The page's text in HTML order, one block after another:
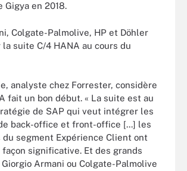
Gigya en 2018.
Colgate-Palmolive, HP et Döhler
suite C/4 HANA au cours du
analyste chez Forrester, considère
fait un bon début. « La suite est au
de SAP qui veut intégrer les
back-office et front-office [...] les
segment Expérience Client ont
significative. Et des grands
Giorgio Armani ou Colgate-Palmolive